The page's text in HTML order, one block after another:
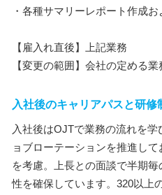
・各種サマリーレポート作成
【雇入れ直後】上記業務
【変更の範囲】会社の定める業
入社後のキャリアパスと研修
入社後はOJTで業務の流れを
ョブローテーションを推進し
を考慮。上長との面談で半期
性を確保しています。320以上